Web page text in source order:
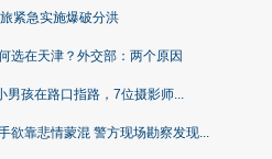
紧急实施爆破分洪
选在天津？外交部：两个原因
男孩在路口指路，7位摄影师...
欲靠悲情蒙混 警方现场勘察发现...